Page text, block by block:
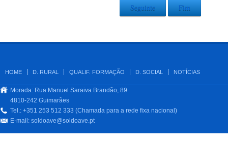
Seguinte Fim
HOME D. RURAL QUALIF. FORMAÇÃO D. SOCIAL NOTÍCIAS
Morada: Rua Manuel Saraiva Brandão, 89
4810-242 Guimarães
Tel.: +351 253 512 333 (Chamada para a rede fixa nacional)
E-mail: soldoave@soldoave.pt